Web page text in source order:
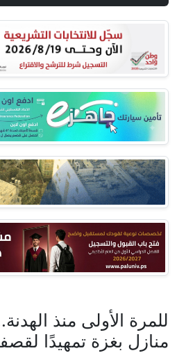
للمرة الأولى منذ
منازل بغزة تمهيدًا